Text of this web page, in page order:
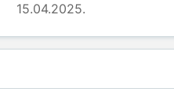
15.04.2025.